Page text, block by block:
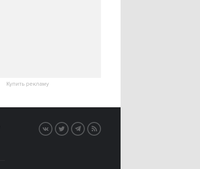
Купить рекламу
VK TwitterTelegram
RSS